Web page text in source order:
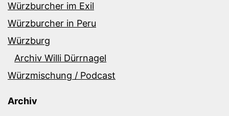
Würzburcher im Exil
Würzburcher in Peru
Würzburg
Archiv Willi Dürrnagel
Würzmischung / Podcast
Archiv